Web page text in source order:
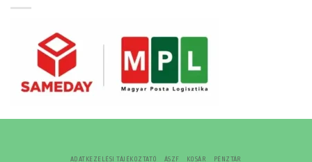
ADATKEZELÉSI TÁJÉKOZTATÓ ÁSZF KOSÁR PÉNZTÁR